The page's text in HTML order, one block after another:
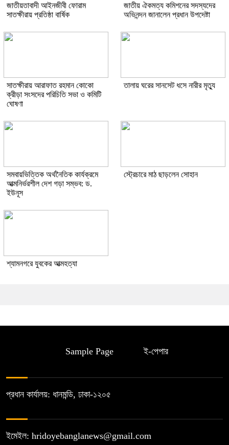
জাতীয়তাবাদী আইনজীবী ফোরাম
সাতক্ষীরায় প্রতিষ্ঠা বার্ষিক
জাতীয় ঐকমত্য কমিশনের সদস্যদের
অভিনন্দন জানালেন প্রধান উপদেষ্টা
সাতক্ষীরায় আরাফাত রহমান কোকো
ক্রীড়া সংসদের পরিচিতি সভা ও কমিটি
ঘোষণা
তালায় ঘরের সানসেট ধসে নারীর মৃত্যু
সমবায়ভিত্তিক অর্থনৈতিক কার্যক্রমে
আত্মনির্ভরশীল দেশ গড়া সম্ভব: ড.
ইউনূস
স্ট্রেচারে মাঠ ছাড়লেন সোহান
শ্যামনগরে যুবকের আত্মহত্যা
Sample Page ই-পেপার
প্রধান কার্যালয়: ধানমন্ডি, ঢাকা-১২০৫
ইমেইল: hridoyebanglanews@gmail.com